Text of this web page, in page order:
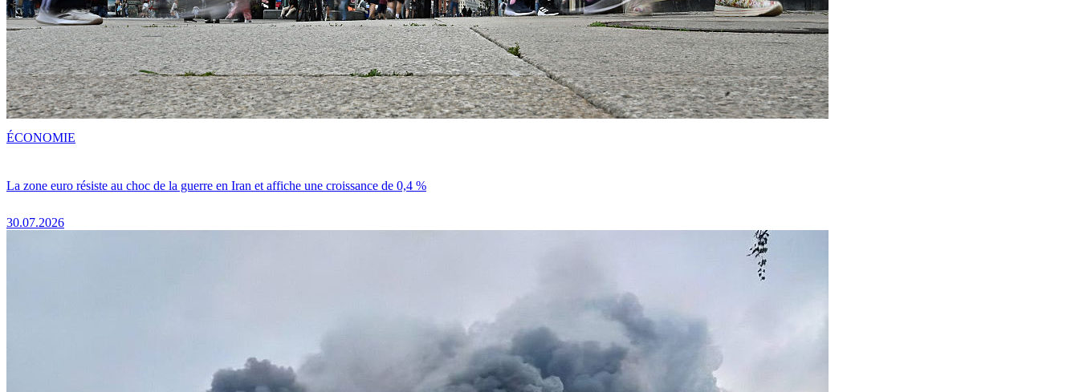
La zone euro résiste au choc de la guerre en Iran et affiche une croissance de 0,4 %
30.07.2026
ÉCONOMIE